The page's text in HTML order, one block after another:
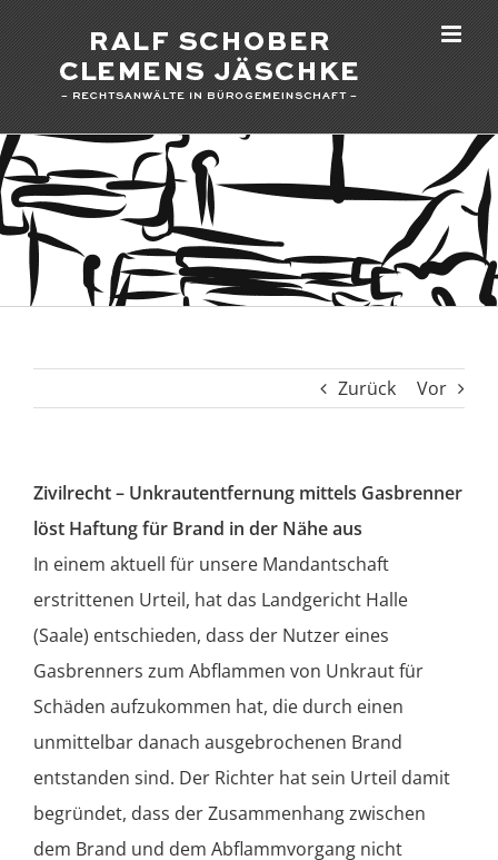
springen
Zurück Vor
Zivilrecht – Unkrautentfernung mittels Gasbrenner
löst Haftung für Brand in der Nähe aus
In einem aktuell für unsere Mandantschaft
erstrittenen Urteil, hat das Landgericht Halle
(Saale) entschieden, dass der Nutzer eines
Gasbrenners zum Abflammen von Unkraut für
Schäden aufzukommen hat, die durch einen
unmittelbar danach ausgebrochenen Brand
entstanden sind. Der Richter hat sein Urteil damit
begründet, dass der Zusammenhang zwischen
dem Brand und dem Abflammvorgang nicht